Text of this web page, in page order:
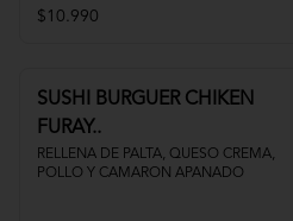
$10.990
SUSHI BURGUER CHIKEN
FURAY..
RELLENA DE PALTA, QUESO CREMA,
POLLO Y CAMARON APANADO